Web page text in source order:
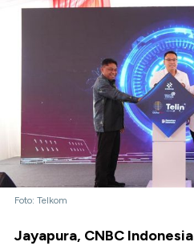
Foto: Telkom
Jayapura, CNBC Indonesia